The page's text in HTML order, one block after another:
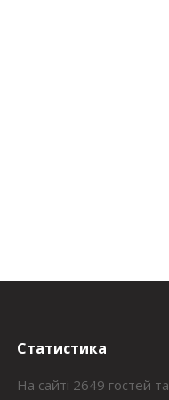
Статистика
На сайті 2649 гостей та